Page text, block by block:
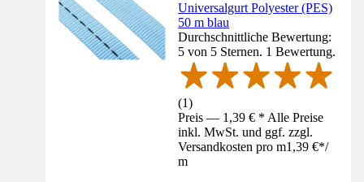
Universalgurt Polyester (PES)
50 m blau
Durchschnittliche Bewertung:
5 von 5 Sternen. 1 Bewertung.
(1)
Preis — 1,39 € * Alle Preise
inkl. MwSt. und ggf. zzgl.
Versandkosten pro m1,39 €*/
m